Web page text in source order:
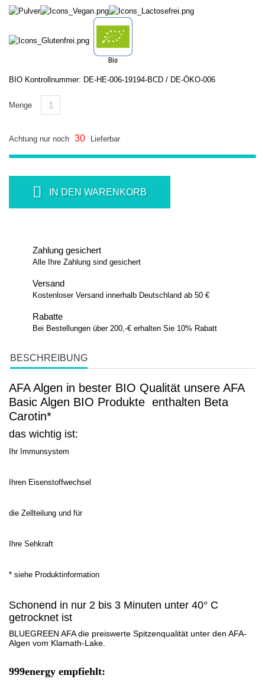
BIO Kontrollnummer: DE-HE-006-19194-BCD / DE-ÖKO-006
Menge
Achtung nur noch 30 Lieferbar
IN DEN WARENKORB
Zahlung gesichert
Alle Ihre Zahlung sind gesichert
Versand
Kostenloser Versand innerhalb Deutschland ab 50 €
Rabatte
Bei Bestellungen über 200,-€ erhalten Sie 10% Rabatt
BESCHREIBUNG
AFA Algen in bester BIO Qualität unsere AFA
Basic Algen BIO Produkte enthalten Beta
Carotin*
das wichtig ist:
Ihr Immunsystem
Ihren Eisenstoffwechsel
die Zellteilung und für
Ihre Sehkraft
* siehe Produktinformation
Schonend in nur 2 bis 3 Minuten unter 40° C
getrocknet ist
BLUEGREEN AFA die preiswerte Spitzenqualität unter den AFA-
Algen vom Klamath-Lake.
999energy empfiehlt: